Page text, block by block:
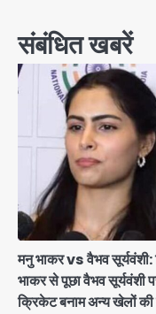
संबंधित खबरें
मनु भाकर vs वैभव
भाकर से पूछा वैभव सूर्यवंशी
क्रिकेट बनाम अन्य खेलों की